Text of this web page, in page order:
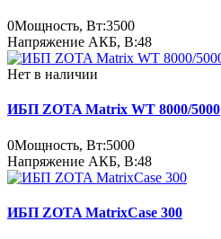
0Мощность, Вт:3500
Напряжение АКБ, В:48
Нет в наличии
ИБП ZOTA Matrix WT 8000/5000
0Мощность, Вт:5000
Напряжение АКБ, В:48
ИБП ZOTA MatrixCase 300